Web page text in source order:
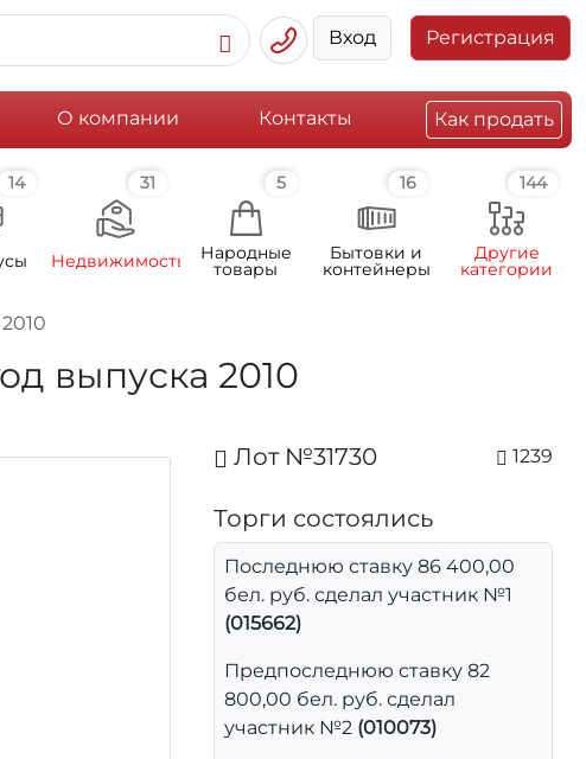
Вход Регистрация
О компании Контакты Как продать
14 31
Недвижимость
5
Народные
товары
16
Бытовки и
контейнеры
144
Другие
категории
выпуска 2010
Лот №31730 1239
Торги состоялись
Последнюю ставку 86 400,00
бел. руб. сделал участник №1
(015662)
Предпоследнюю ставку 82
800,00 бел. руб. сделал
участник №2 (010073)